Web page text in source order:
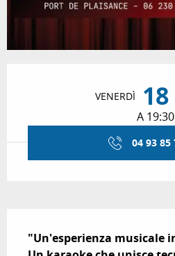
VENERDÌ 18
A 19:30
04 93 85
"Un'esperienza musicale